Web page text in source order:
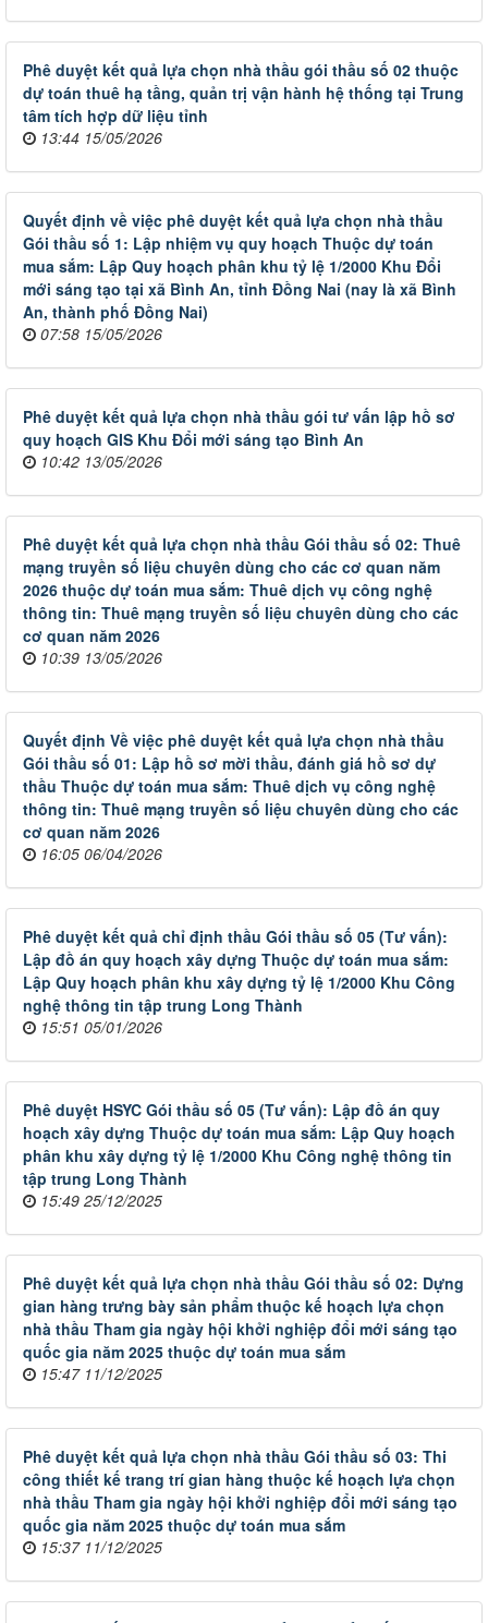
Phê duyệt kết quả lựa chọn nhà thầu gói thầu số 02 thuộc
dự toán thuê hạ tầng, quản trị vận hành hệ thống tại Trung
tâm tích hợp dữ liệu tỉnh
13:44 15/05/2026
Quyết định về việc phê duyệt kết quả lựa chọn nhà thầu
Gói thầu số 1: Lập nhiệm vụ quy hoạch Thuộc dự toán
mua sắm: Lập Quy hoạch phân khu tỷ lệ 1/2000 Khu Đổi
mới sáng tạo tại xã Bình An, tỉnh Đồng Nai (nay là xã Bình
An, thành phố Đồng Nai)
07:58 15/05/2026
Phê duyệt kết quả lựa chọn nhà thầu gói tư vấn lập hồ sơ
quy hoạch GIS Khu Đổi mới sáng tạo Bình An
10:42 13/05/2026
Phê duyệt kết quả lựa chọn nhà thầu Gói thầu số 02: Thuê
mạng truyền số liệu chuyên dùng cho các cơ quan năm
2026 thuộc dự toán mua sắm: Thuê dịch vụ công nghệ
thông tin: Thuê mạng truyền số liệu chuyên dùng cho các
cơ quan năm 2026
10:39 13/05/2026
Quyết định Về việc phê duyệt kết quả lựa chọn nhà thầu
Gói thầu số 01: Lập hồ sơ mời thầu, đánh giá hồ sơ dự
thầu Thuộc dự toán mua sắm: Thuê dịch vụ công nghệ
thông tin: Thuê mạng truyền số liệu chuyên dùng cho các
cơ quan năm 2026
16:05 06/04/2026
Phê duyệt kết quả chỉ định thầu Gói thầu số 05 (Tư vấn):
Lập đồ án quy hoạch xây dựng Thuộc dự toán mua sắm:
Lập Quy hoạch phân khu xây dựng tỷ lệ 1/2000 Khu Công
nghệ thông tin tập trung Long Thành
15:51 05/01/2026
Phê duyệt HSYC Gói thầu số 05 (Tư vấn): Lập đồ án quy
hoạch xây dựng Thuộc dự toán mua sắm: Lập Quy hoạch
phân khu xây dựng tỷ lệ 1/2000 Khu Công nghệ thông tin
tập trung Long Thành
15:49 25/12/2025
Phê duyệt kết quả lựa chọn nhà thầu Gói thầu số 02: Dựng
gian hàng trưng bày sản phẩm thuộc kế hoạch lựa chọn
nhà thầu Tham gia ngày hội khởi nghiệp đổi mới sáng tạo
quốc gia năm 2025 thuộc dự toán mua sắm
15:47 11/12/2025
Phê duyệt kết quả lựa chọn nhà thầu Gói thầu số 03: Thi
công thiết kế trang trí gian hàng thuộc kế hoạch lựa chọn
nhà thầu Tham gia ngày hội khởi nghiệp đổi mới sáng tạo
quốc gia năm 2025 thuộc dự toán mua sắm
15:37 11/12/2025